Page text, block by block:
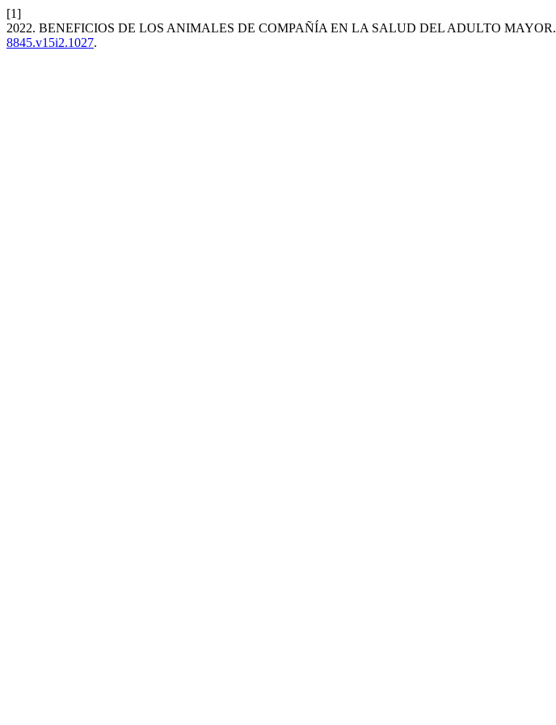
[1]
2022. BENEFICIOS DE LOS ANIMALES DE COMPAÑÍA EN LA SALUD DEL ADULTO MAYOR.
8845.v15i2.1027.